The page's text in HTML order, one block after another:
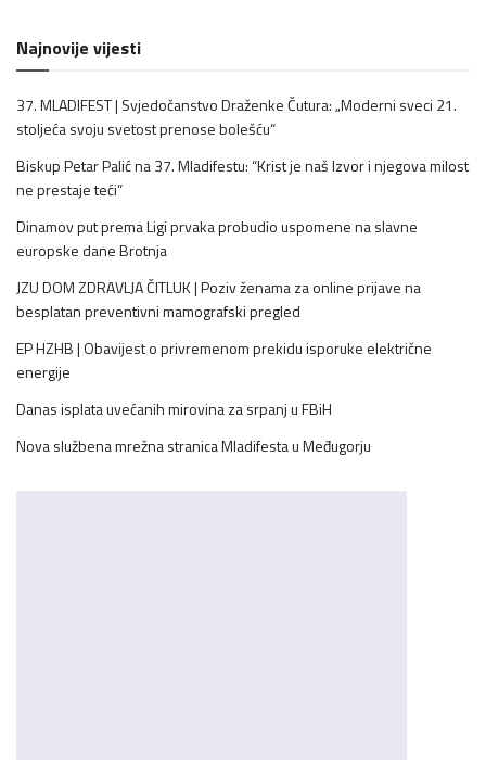
Najnovije vijesti
37. MLADIFEST | Svjedočanstvo Draženke Čutura: „Moderni sveci 21.
stoljeća svoju svetost prenose bolešću“
Biskup Petar Palić na 37. Mladifestu: “Krist je naš Izvor i njegova milost
ne prestaje teći”
Dinamov put prema Ligi prvaka probudio uspomene na slavne
europske dane Brotnja
JZU DOM ZDRAVLJA ČITLUK | Poziv ženama za online prijave na
besplatan preventivni mamografski pregled
EP HZHB | Obavijest o privremenom prekidu isporuke električne
energije
Danas isplata uvećanih mirovina za srpanj u FBiH
Nova službena mrežna stranica Mladifesta u Međugorju